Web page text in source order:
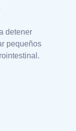
detener
pequeños